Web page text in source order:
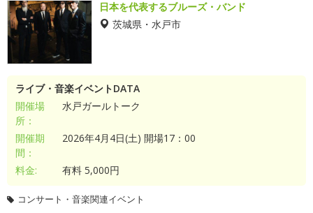
日本を代表するブルーズ・バンド
茨城県・水戸市
ライブ・音楽イベントDATA
開催場
所：
水戸ガールトーク
開催期
間：
2026年4月4日(土) 開場17：00
料金: 有料 5,000円
コンサート・音楽関連イベント